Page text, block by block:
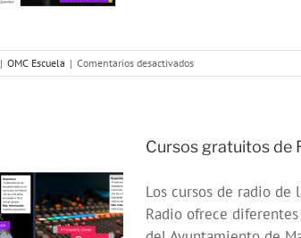
| OMC Escuela | Comentarios desactivadosen
Cursos
#VeranoJoven2024
Cursos gratuitos de
Los cursos de radio de
Radio ofrece